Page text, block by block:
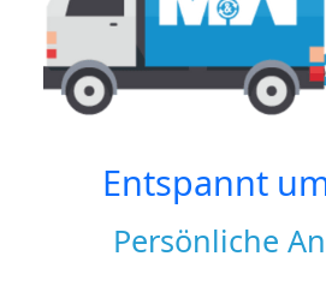
Entspannt
Persönliche